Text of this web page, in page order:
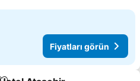
Fiyatları görün